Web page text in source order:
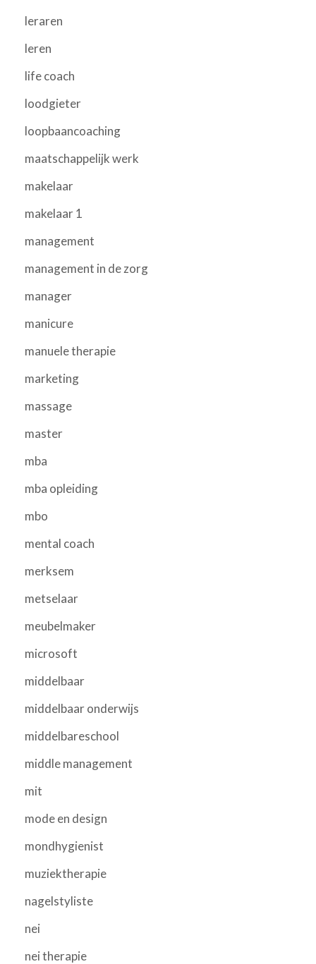
leraren
leren
life coach
loodgieter
loopbaancoaching
maatschappelijk werk
makelaar
makelaar 1
management
management in de zorg
manager
manicure
manuele therapie
marketing
massage
master
mba
mba opleiding
mbo
mental coach
merksem
metselaar
meubelmaker
microsoft
middelbaar
middelbaar onderwijs
middelbareschool
middle management
mit
mode en design
mondhygienist
muziektherapie
nagelstyliste
nei
nei therapie